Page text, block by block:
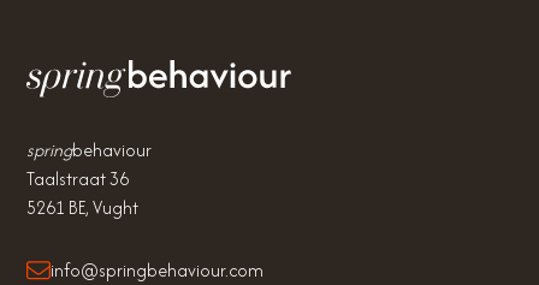
springbehaviour
Taalstraat 36
5261 BE, Vught
info@springbehaviour.com